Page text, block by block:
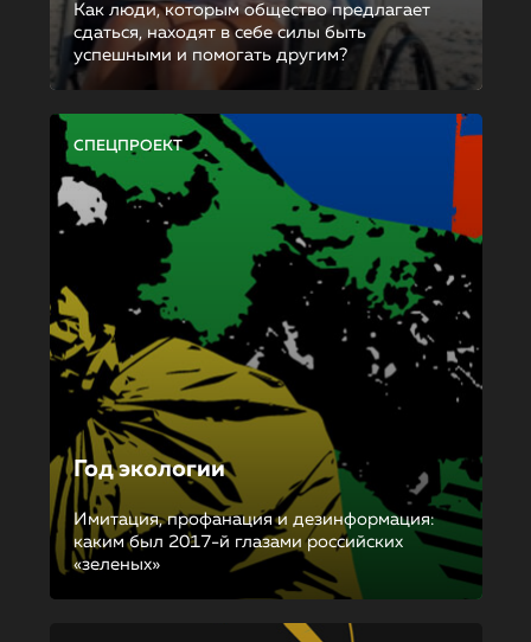
Как люди, которым общество предлагает
сдаться, находят в себе силы быть
успешными и помогать другим?
СПЕЦПРОЕКТ
Год экологии
Имитация, профанация и дезинформация:
каким был 2017-й глазами российских
«зеленых»